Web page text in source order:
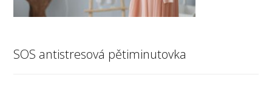
SOS antistresová pětiminutovka